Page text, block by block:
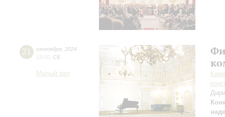
21 сентября 2024
19:00 Сб
Малый зал